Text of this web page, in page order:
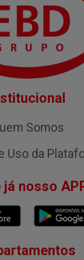
Somos
Uso da
já nosso